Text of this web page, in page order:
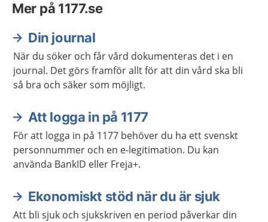
Mer på 1177.se
Din journal
När du söker och får vård dokumenteras det i en
journal. Det görs framför allt för att din vård ska bli
så bra och säker som möjligt.
Att logga in på 1177
För att logga in på 1177 behöver du ha ett svenskt
personnummer och en e-legitimation. Du kan
använda BankID eller Freja+.
Ekonomiskt stöd när du är sjuk
Att bli sjuk och sjukskriven en period påverkar din